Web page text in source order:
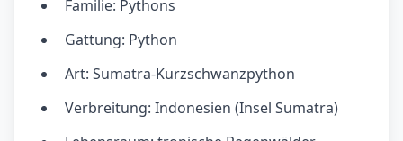
Familie: Pythons
Gattung: Python
Art: Sumatra-Kurzschwanzpython
Verbreitung: Indonesien (Insel Sumatra)